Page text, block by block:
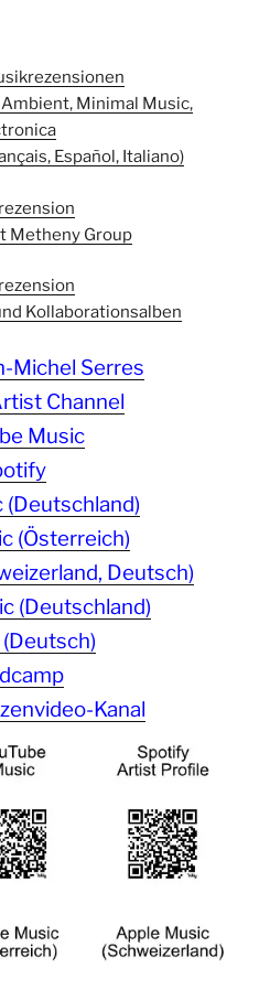
Minimal Music,
Español, Italiano)
Metheny Group
Kollaborationsalben
Michel Serres
Channel
Music
(Deutschland)
(Österreich)
Deutsch)
(Deutschland)
Kanal